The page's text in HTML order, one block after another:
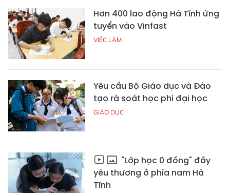
Hơn 400 lao động Hà Tĩnh ứng
tuyển vào Vinfast
VIỆC LÀM
Yêu cầu Bộ Giáo dục và Đào
tạo rà soát học phí đại học
GIÁO DỤC
"Lớp học 0 đồng" đầy
yêu thương ở phía nam Hà
Tĩnh